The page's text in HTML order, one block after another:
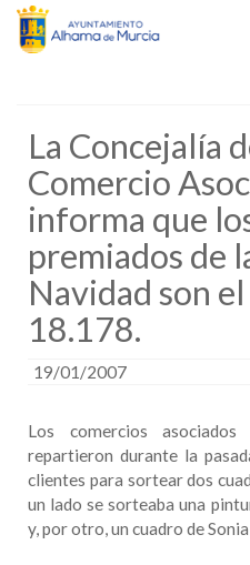
La Concejalía
Comercio
informa que
premiados de
Navidad son
18.178.
19/01/2007
Los comercios
repartieron durante la
clientes para sortear dos
un lado se sorteaba una
y, por otro, un cuadro de